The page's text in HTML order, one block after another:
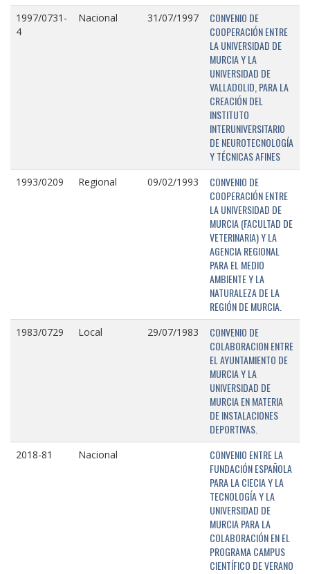
1997/0731-
4
Nacional 31/07/1997
CONVENIO DE
COOPERACIÓN ENTRE
LA UNIVERSIDAD DE
MURCIA Y LA
UNIVERSIDAD DE
VALLADOLID, PARA LA
CREACIÓN DEL
INSTITUTO
INTERUNIVERSITARIO
DE NEUROTECNOLOGÍA
Y TÉCNICAS AFINES
1993/0209 Regional 09/02/1993
CONVENIO DE
COOPERACIÓN ENTRE
LA UNIVERSIDAD DE
MURCIA (FACULTAD DE
VETERINARIA) Y LA
AGENCIA REGIONAL
PARA EL MEDIO
AMBIENTE Y LA
NATURALEZA DE LA
REGIÓN DE MURCIA.
1983/0729 Local 29/07/1983
CONVENIO DE
COLABORACION ENTRE
EL AYUNTAMIENTO DE
MURCIA Y LA
UNIVERSIDAD DE
MURCIA EN MATERIA
DE INSTALACIONES
DEPORTIVAS.
2018-81 Nacional
CONVENIO ENTRE LA
FUNDACIÓN ESPAÑOLA
PARA LA CIECIA Y LA
TECNOLOGÍA Y LA
UNIVERSIDAD DE
MURCIA PARA LA
COLABORACIÓN EN EL
PROGRAMA CAMPUS
CIENTÍFICO DE VERANO